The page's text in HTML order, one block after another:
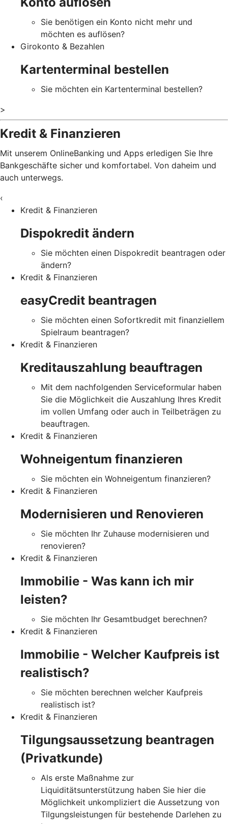
Sie benötigen ein Konto nicht mehr und
möchten es auflösen?
Girokonto & Bezahlen
Kartenterminal bestellen
Sie möchten ein Kartenterminal bestellen?
>
Kredit & Finanzieren
Mit unserem OnlineBanking und Apps erledigen Sie Ihre
Bankgeschäfte sicher und komfortabel. Von daheim und
auch unterwegs.
‹
Kredit & Finanzieren
Dispokredit ändern
Sie möchten einen Dispokredit beantragen oder
ändern?
Kredit & Finanzieren
easyCredit beantragen
Sie möchten einen Sofortkredit mit finanziellem
Spielraum beantragen?
Kredit & Finanzieren
Kreditauszahlung beauftragen
Mit dem nachfolgenden Serviceformular haben
Sie die Möglichkeit die Auszahlung Ihres Kredit
im vollen Umfang oder auch in Teilbeträgen zu
beauftragen.
Kredit & Finanzieren
Wohneigentum finanzieren
Sie möchten ein Wohneigentum finanzieren?
Kredit & Finanzieren
Modernisieren und Renovieren
Sie möchten Ihr Zuhause modernisieren und
renovieren?
Kredit & Finanzieren
Immobilie - Was kann ich mir
leisten?
Sie möchten Ihr Gesamtbudget berechnen?
Kredit & Finanzieren
Immobilie - Welcher Kaufpreis ist
realistisch?
Sie möchten berechnen welcher Kaufpreis
realistisch ist?
Kredit & Finanzieren
Tilgungsaussetzung beantragen
(Privatkunde)
Als erste Maßnahme zur
Liquiditätsunterstützung haben Sie hier die
Möglichkeit unkompliziert die Aussetzung von
Tilgungsleistungen für bestehende Darlehen zu